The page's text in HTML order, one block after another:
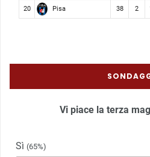
20 Pisa 38 2
Vi piace la terza
Sì (65%)